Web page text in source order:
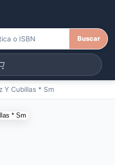
Buscar
Y Cubillas * Sm